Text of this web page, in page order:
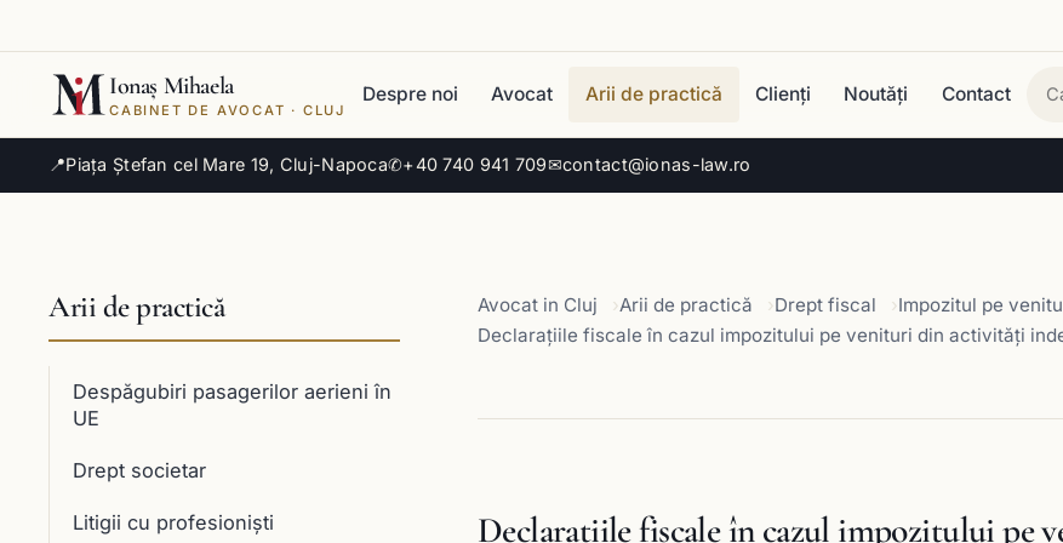
📍Piața Ștefan cel Mare 19, Cluj-Napoca✆+40 740 941 709✉contact@ionas-law.ro
Ionaș Mihaela
CABINET DE AVOCAT · CLUJ
Despre noi Avocat Arii de practică Clienți Noutăți Contact
Arii de practică
Despăgubiri pasagerilor aerieni în
UE
Drept societar
Litigii cu profesioniști
Avocat in Cluj Arii de practică Drept fiscal
Impozitul pe
Declarațiile fiscale în cazul impozitului pe venituri din activități
Declarațiile fiscale în cazul impozitului pe